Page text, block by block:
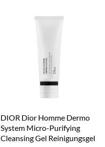
DIOR Dior Homme Dermo
System Micro-Purifying
Cleansing Gel Reinigungsgel